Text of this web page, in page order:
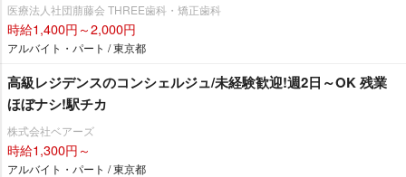
医療法人社団萠藤会 THREE歯科・矯正歯科
時給1,400円～2,000円
アルバイト・パート / 東京都
高級レジデンスのコンシェルジュ/未経験歓迎!週2日～OK 残業
ほぼナシ!駅チカ
株式会社ベアーズ
時給1,300円～
アルバイト・パート / 東京都